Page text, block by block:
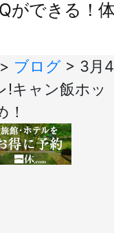
ができる！
> ブログ > 3月4
!キャン飯ホッ
！